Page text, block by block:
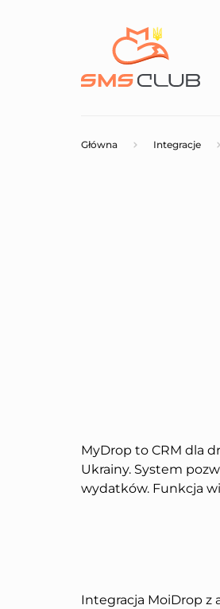
Główna Integracje
MyDrop to CRM dla
Ukrainy. System
wydatków. Funkcja
Integracja MoiDrop z